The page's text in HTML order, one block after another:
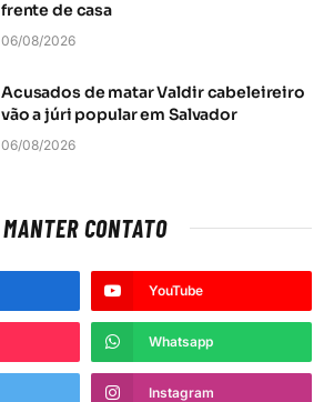
frente de casa
06/08/2026
Acusados de matar Valdir cabeleireiro
vão a júri popular em Salvador
06/08/2026
MANTER CONTATO
YouTube
Whatsapp
Instagram